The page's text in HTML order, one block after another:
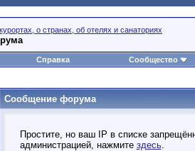
о странах, об отелях и санаториях
Справка Сообщество
Сообщение форума
Простите, но ваш IP в списке
администрацией, нажмите здесь.